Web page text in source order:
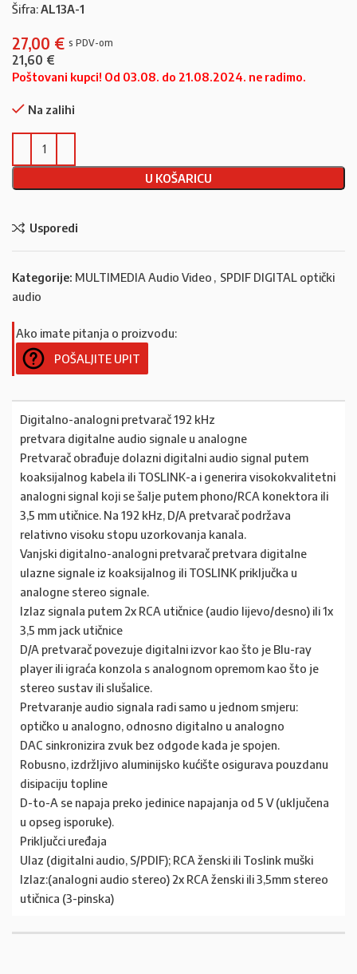
Šifra:AL13A-1
27,00 €
21,60 €
Poštovani kupci! Od 03.08. do 21.08.2024. ne radimo.
Na zalihi
U KOŠARICU
Usporedi
Kategorije: MULTIMEDIA Audio Video , SPDIF DIGITAL optički
audio
Ako imate pitanja o proizvodu:
POŠALJITE UPIT
Digitalno-analogni pretvarač 192 kHz
pretvara digitalne audio signale u analogne
Pretvarač obrađuje dolazni digitalni audio signal putem
koaksijalnog kabela ili TOSLINK-a i generira visokokvalitetni
analogni signal koji se šalje putem phono/RCA konektora ili
3,5 mm utičnice. Na 192 kHz, D/A pretvarač podržava
relativno visoku stopu uzorkovanja kanala.
Vanjski digitalno-analogni pretvarač pretvara digitalne
ulazne signale iz koaksijalnog ili TOSLINK priključka u
analogne stereo signale.
Izlaz signala putem 2x RCA utičnice (audio lijevo/desno) ili 1x
3,5 mm jack utičnice
D/A pretvarač povezuje digitalni izvor kao što je Blu-ray
player ili igraća konzola s analognom opremom kao što je
stereo sustav ili slušalice.
Pretvaranje audio signala radi samo u jednom smjeru:
optičko u analogno, odnosno digitalno u analogno
DAC sinkronizira zvuk bez odgode kada je spojen.
Robusno, izdržljivo aluminijsko kućište osigurava pouzdanu
disipaciju topline
D-to-A se napaja preko jedinice napajanja od 5 V (uključena
u opseg isporuke).
Priključci uređaja
Ulaz (digitalni audio, S/PDIF); RCA ženski ili Toslink muški
Izlaz:(analogni audio stereo) 2x RCA ženski ili 3,5mm stereo
utičnica (3-pinska)